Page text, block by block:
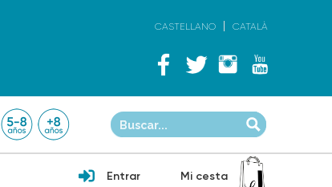
CASTELLANO CATALÀ
Entrar Mi cesta